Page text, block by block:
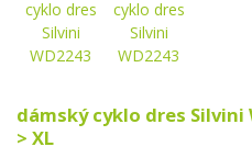
dámský cyklo dres Silvini
> XL